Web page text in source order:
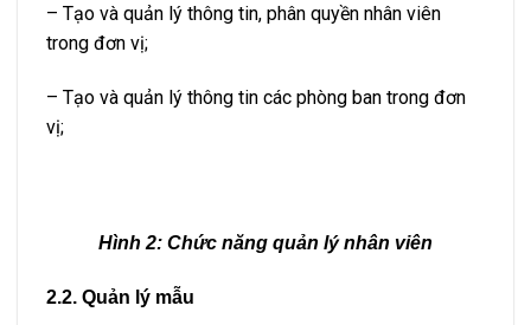
– Tạo và quản lý thông tin, phân quyền nhân viên
trong đơn vị;
– Tạo và quản lý thông tin các phòng ban trong đơn
vị;
Hình 2: Chức năng quản lý nhân viên
2.2. Quản lý mẫu